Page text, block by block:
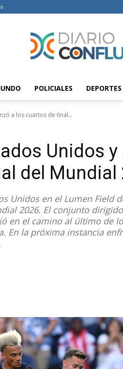
Diario
–
de
POLICIALES DEPORTES
a los cuartos de final...
Unidos y
del Mundial
Unidos en el Lumen Field
2026. El conjunto
en el camino al último de
En la próxima instancia